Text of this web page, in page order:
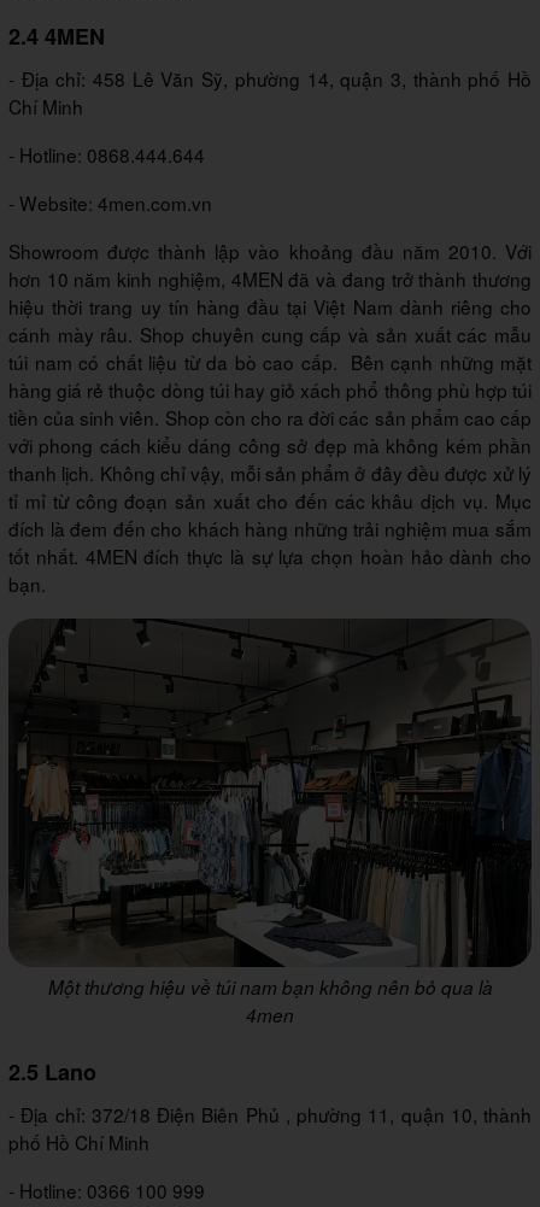
2.4 4MEN
- Địa chỉ: 458 Lê Văn Sỹ, phường 14, quận 3, thành phố Hồ
Chí Minh
- Hotline: 0868.444.644
- Website: 4men.com.vn
Showroom được thành lập vào khoảng đầu năm 2010. Với
hơn 10 năm kinh nghiệm, 4MEN đã và đang trở thành thương
hiệu thời trang uy tín hàng đầu tại Việt Nam dành riêng cho
cánh mày râu. Shop chuyên cung cấp và sản xuất các mẫu
túi nam có chất liệu từ da bò cao cấp. Bên cạnh những mặt
hàng giá rẻ thuộc dòng túi hay giỏ xách phổ thông phù hợp túi
tiền của sinh viên. Shop còn cho ra đời các sản phẩm cao cấp
với phong cách kiểu dáng công sở đẹp mà không kém phần
thanh lịch. Không chỉ vậy, mỗi sản phẩm ở đây đều được xử lý
tỉ mỉ từ công đoạn sản xuất cho đến các khâu dịch vụ. Mục
đích là đem đến cho khách hàng những trải nghiệm mua sắm
tốt nhất. 4MEN đích thực là sự lựa chọn hoàn hảo dành cho
bạn.
Một thương hiệu về túi nam bạn không nên bỏ qua là
4men
2.5 Lano
- Địa chỉ: 372/18 Điện Biên Phủ , phường 11, quận 10, thành
phố Hồ Chí Minh
- Hotline: 0366 100 999